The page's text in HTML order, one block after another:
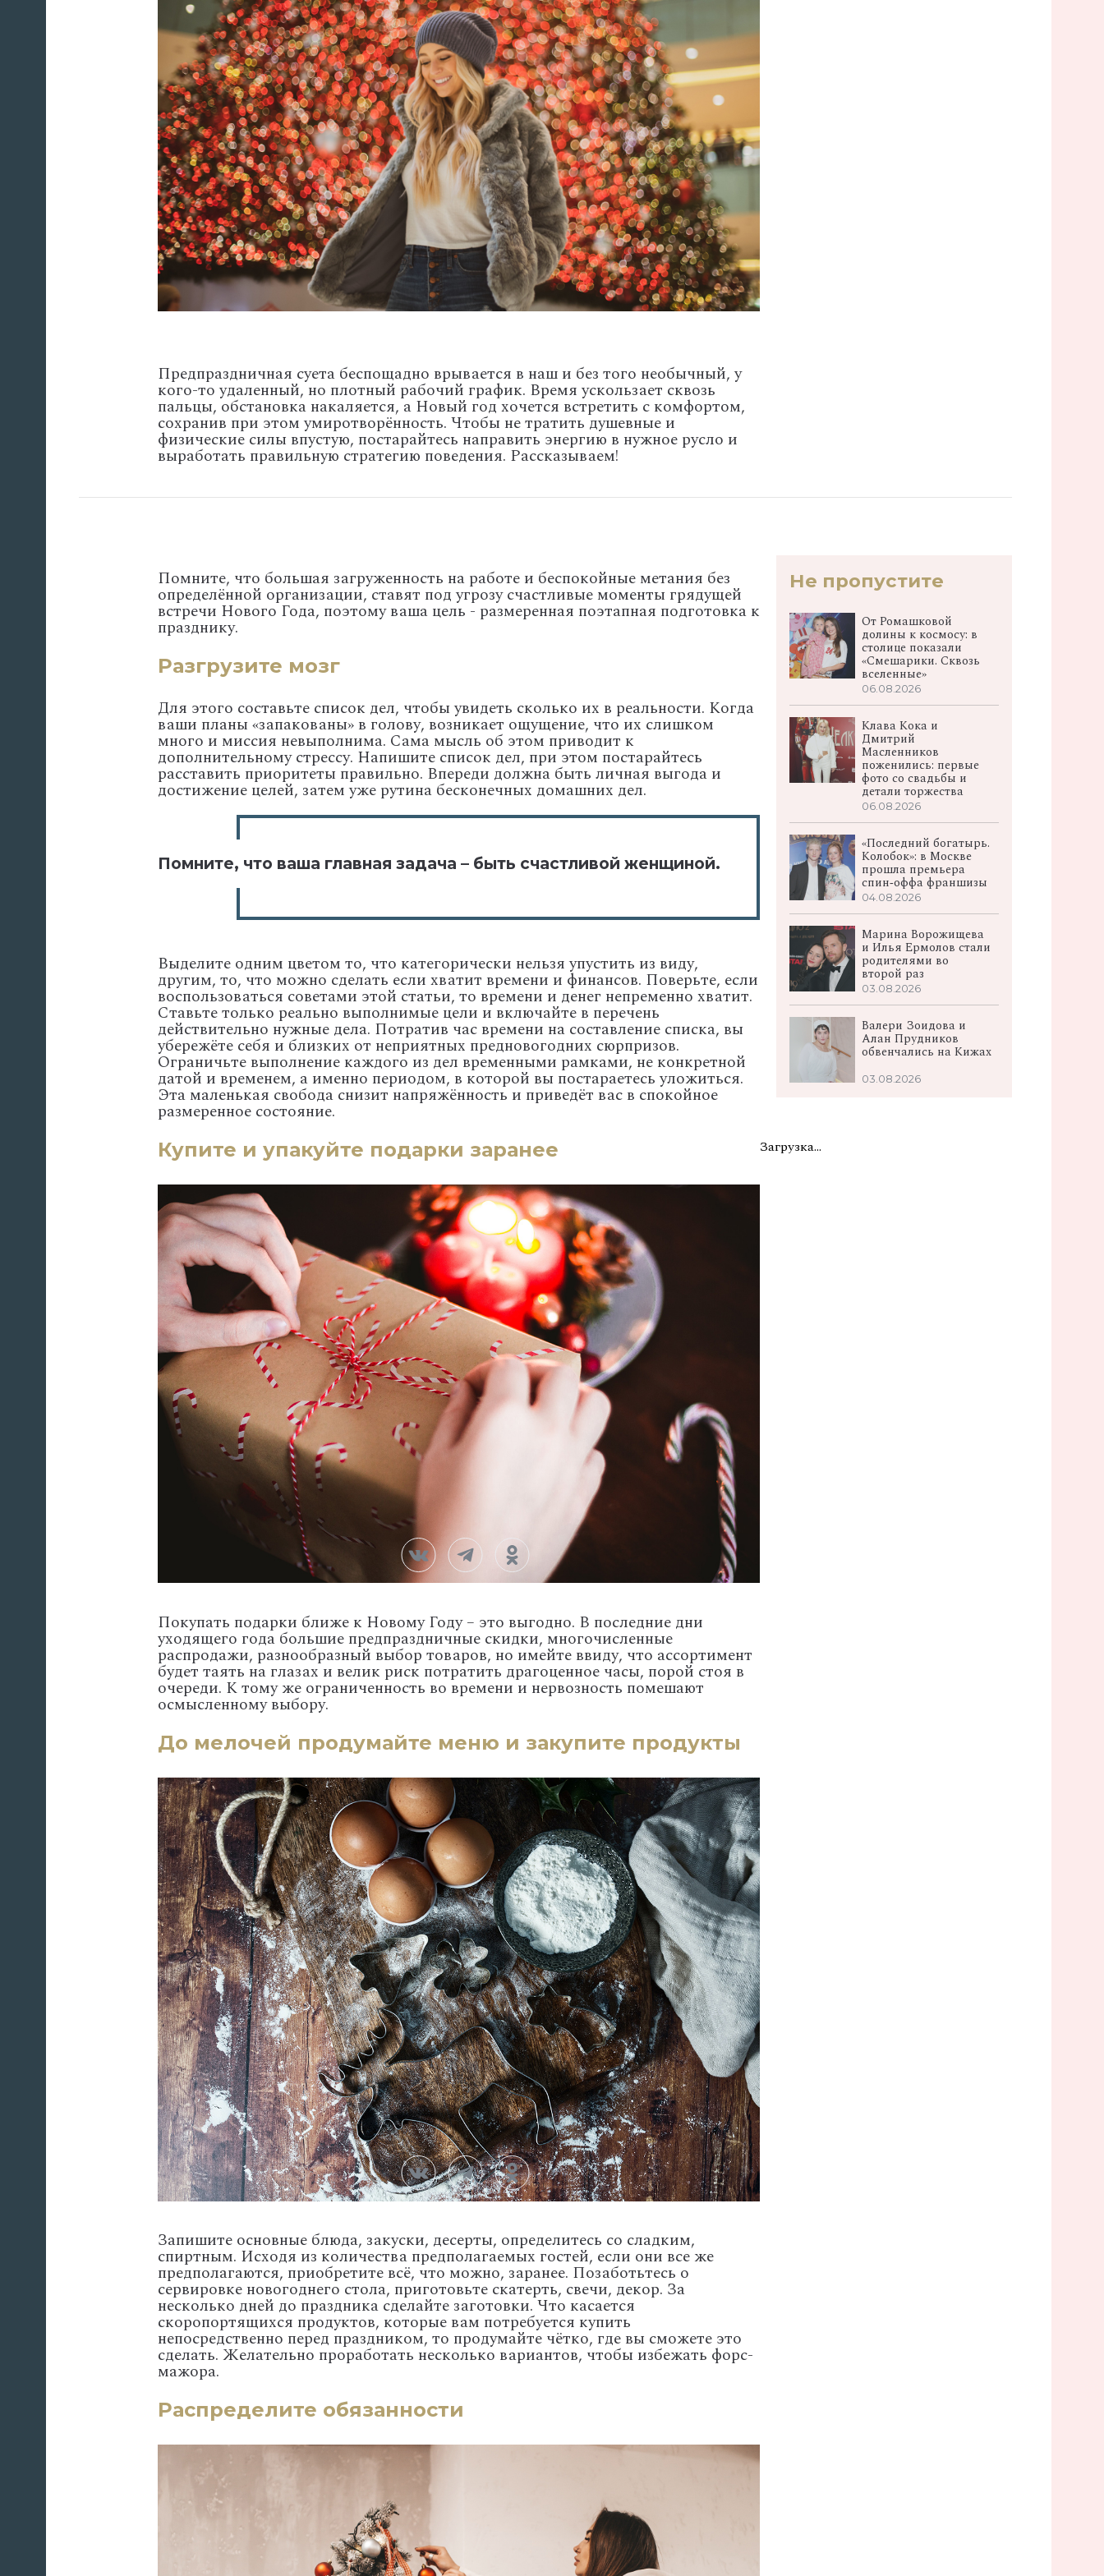
Предпраздничная суета беспощадно врывается в наш и без того необычный, у
кого-то удаленный, но плотный рабочий график. Время ускользает сквозь
пальцы, обстановка накаляется, а Новый год хочется встретить с комфортом,
сохранив при этом умиротворённость. Чтобы не тратить душевные и
физические силы впустую, постарайтесь направить энергию в нужное русло и
выработать правильную стратегию поведения. Рассказываем!
Помните, что большая загруженность на работе и беспокойные метания без
определённой организации, ставят под угрозу счастливые моменты грядущей
встречи Нового Года, поэтому ваша цель - размеренная поэтапная подготовка к
празднику.
Разгрузите мозг
Для этого составьте список дел, чтобы увидеть сколько их в реальности. Когда
ваши планы «запакованы» в голову, возникает ощущение, что их слишком
много и миссия невыполнима. Сама мысль об этом приводит к
дополнительному стрессу. Напишите список дел, при этом постарайтесь
расставить приоритеты правильно. Впереди должна быть личная выгода и
достижение целей, затем уже рутина бесконечных домашних дел.
Помните, что ваша главная задача – быть счастливой женщиной.
Выделите одним цветом то, что категорически нельзя упустить из виду,
другим, то, что можно сделать если хватит времени и финансов. Поверьте, если
воспользоваться советами этой статьи, то времени и денег непременно хватит.
Ставьте только реально выполнимые цели и включайте в перечень
действительно нужные дела. Потратив час времени на составление списка, вы
убережёте себя и близких от неприятных предновогодних сюрпризов.
Ограничьте выполнение каждого из дел временными рамками, не конкретной
датой и временем, а именно периодом, в которой вы постараетесь уложиться.
Эта маленькая свобода снизит напряжённость и приведёт вас в спокойное
размеренное состояние.
Купите и упакуйте подарки заранее
Покупать подарки ближе к Новому Году – это выгодно. В последние дни
уходящего года большие предпраздничные скидки, многочисленные
распродажи, разнообразный выбор товаров, но имейте ввиду, что ассортимент
будет таять на глазах и велик риск потратить драгоценное часы, порой стоя в
очереди. К тому же ограниченность во времени и нервозность помешают
осмысленному выбору.
До мелочей продумайте меню и закупите продукты
Запишите основные блюда, закуски, десерты, определитесь со сладким,
спиртным. Исходя из количества предполагаемых гостей, если они все же
предполагаются, приобретите всё, что можно, заранее. Позаботьтесь о
сервировке новогоднего стола, приготовьте скатерть, свечи, декор. За
несколько дней до праздника сделайте заготовки. Что касается
скоропортящихся продуктов, которые вам потребуется купить
непосредственно перед праздником, то продумайте чётко, где вы сможете это
сделать. Желательно проработать несколько вариантов, чтобы избежать форс-
мажора.
Распределите обязанности
Не пропустите
От Ромашковой
долины к космосу: в
столице показали
«Смешарики. Сквозь
вселенные»
06.08.2026
Клава Кока и
Дмитрий
Масленников
поженились: первые
фото со свадьбы и
детали торжества
06.08.2026
«Последний богатырь.
Колобок»: в Москве
прошла премьера
спин‑оффа франшизы
04.08.2026
Марина Ворожищева
и Илья Ермолов стали
родителями во
второй раз
03.08.2026
Валери Зоидова и
Алан Прудников
обвенчались на Кижах
03.08.2026
Загрузка...